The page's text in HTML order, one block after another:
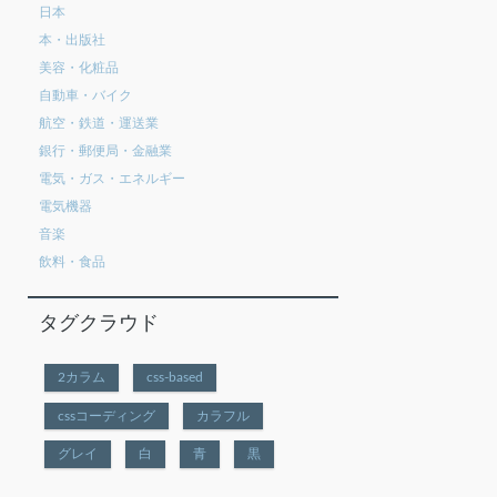
日本
本・出版社
美容・化粧品
自動車・バイク
航空・鉄道・運送業
銀行・郵便局・金融業
電気・ガス・エネルギー
電気機器
音楽
飲料・食品
タグクラウド
2カラム css-based
cssコーディング カラフル
グレイ 白 青 黒